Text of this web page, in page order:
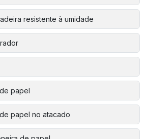
resistente à umidade
papel
papel no atacado